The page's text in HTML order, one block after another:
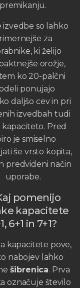
premikanju.
izvedbe so lahko
za
ki želijo
orožje,
ko 20-palčni
ponujajo
daljšo cev in pri
izvedbah tudi
kapaciteto. Pred
je smiselno
še vrsto kopita,
predvideni način
uporabe.
pomenijo
kapacitete
6+1 in 7+1?
kapacitete pove,
nabojev lahko
šibrenica. Prva
označuje število